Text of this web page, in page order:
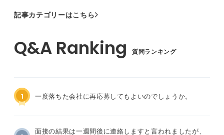
記事カテゴリーはこちら
質問ランキング
1 一度落ちた会社に再応募してもよいのでしょうか。
面接の結果は一週間後に連絡しますと言われましたが、